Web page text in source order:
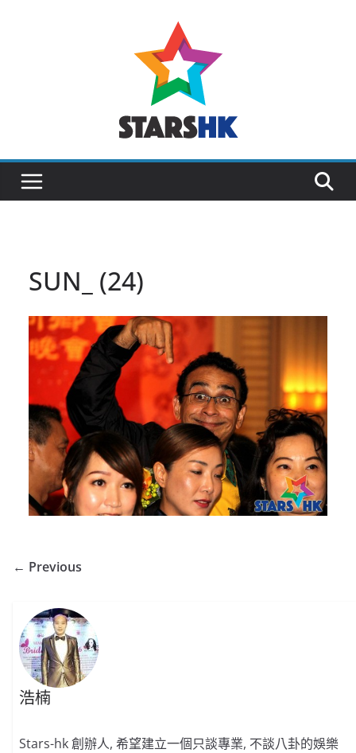
SUN_ (24)
← Previous
浩楠
Stars-hk 創辦人, 希望建立一個只談專業, 不談八卦的娛樂